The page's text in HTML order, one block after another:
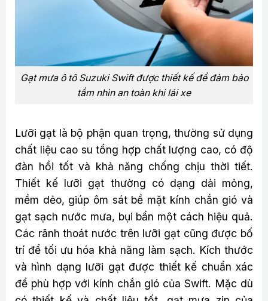
Gạt mưa ô tô Suzuki Swift được thiết kế để đảm bảo
tầm nhìn an toàn khi lái xe
Lưỡi gạt là bộ phận quan trọng, thường sử dụng
chất liệu cao su tổng hợp chất lượng cao, có độ
đàn hồi tốt và khả năng chống chịu thời tiết.
Thiết kế lưỡi gạt thường có dạng dải mỏng,
mềm dẻo, giúp ôm sát bề mặt kính chắn gió và
gạt sạch nước mưa, bụi bẩn một cách hiệu quả.
Các rãnh thoát nước trên lưỡi gạt cũng được bố
trí để tối ưu hóa khả năng làm sạch. Kích thước
và hình dạng lưỡi gạt được thiết kế chuẩn xác
để phù hợp với kính chắn gió của Swift. Mặc dù